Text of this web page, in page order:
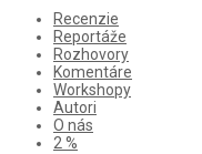
Recenzie
Reportáže
Rozhovory
Komentáre
Workshopy
Autori
O nás
2 %